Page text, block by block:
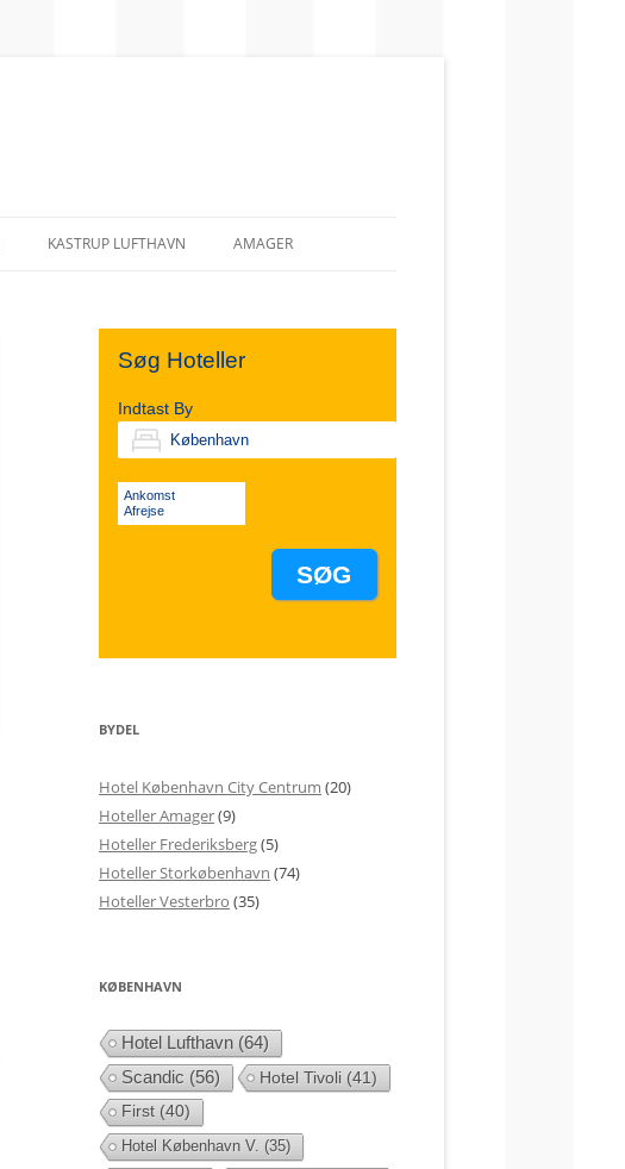
KASTRUP LUFTHAVN AMAGER
Søg Hoteller
Indtast By
Ankomst
Afrejse
BYDEL
Hotel København City Centrum (20)
Hoteller Amager(9)
Hoteller Frederiksberg(5)
Hoteller Storkøbenhavn (74)
Hoteller Vesterbro (35)
KØBENHAVN
Hotel Lufthavn (64)
Scandic (56) Hotel Tivoli (41)
First (40)
Hotel København V. (35)